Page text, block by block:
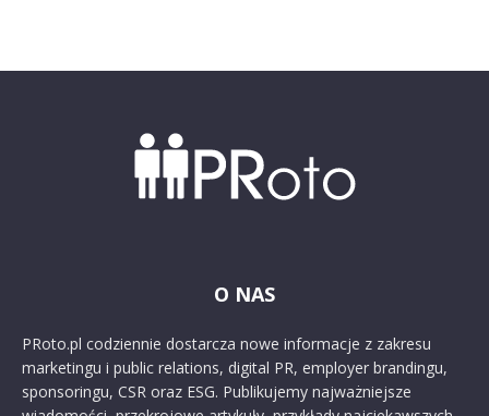
O NAS
PRoto.pl codziennie dostarcza nowe informacje z zakresu
marketingu i public relations, digital PR, employer brandingu,
sponsoringu, CSR oraz ESG. Publikujemy najważniejsze